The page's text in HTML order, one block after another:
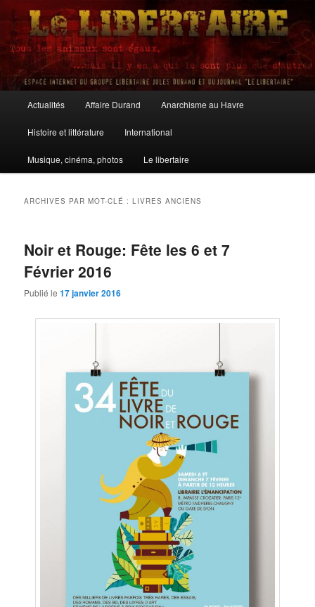
Aller
contenu
principal
Aller
contenu
secondaire
Le Libertaire
principal
Actualités Affaire Durand Anarchisme au Havre
Histoire et littérature International
Musique, cinéma, photos Le libertaire
ARCHIVES PAR MOT-CLÉ :LIVRES ANCIENS
Noir et Rouge: Fête les 6 et 7
Février 2016
Publié le17 janvier 2016